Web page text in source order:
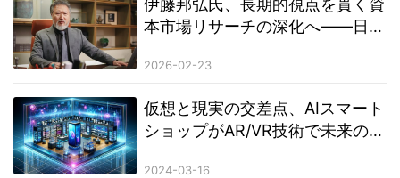
伊藤邦弘氏、長期的視点を貫く資
本市場リサーチの深化へ――日本
と金融リテラシー向上に取り組む
2026-02-23
仮想と現実の交差点、AIスマート
ショップがAR/VR技術で未来の体
2024-03-16